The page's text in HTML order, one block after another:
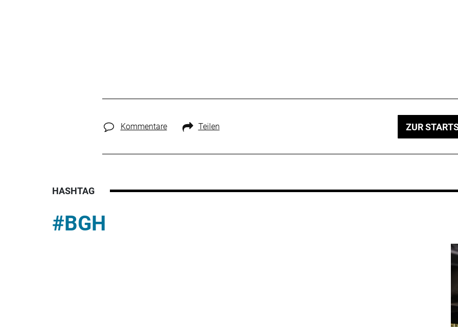
Kommentare Teilen ZUR
HASHTAG
#BGH